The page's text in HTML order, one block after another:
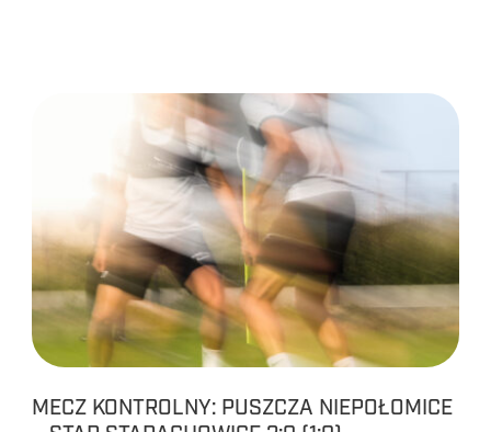
MECZ KONTROLNY: PUSZCZA NIEPOŁOMICE